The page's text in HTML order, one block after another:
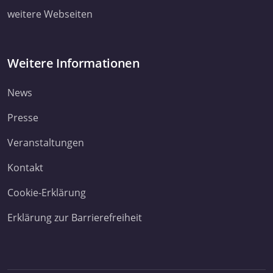
weitere Webseiten
Weitere Informationen
News
Presse
Veranstaltungen
Kontakt
Cookie-Erklärung
Erklärung zur Barrierefreiheit